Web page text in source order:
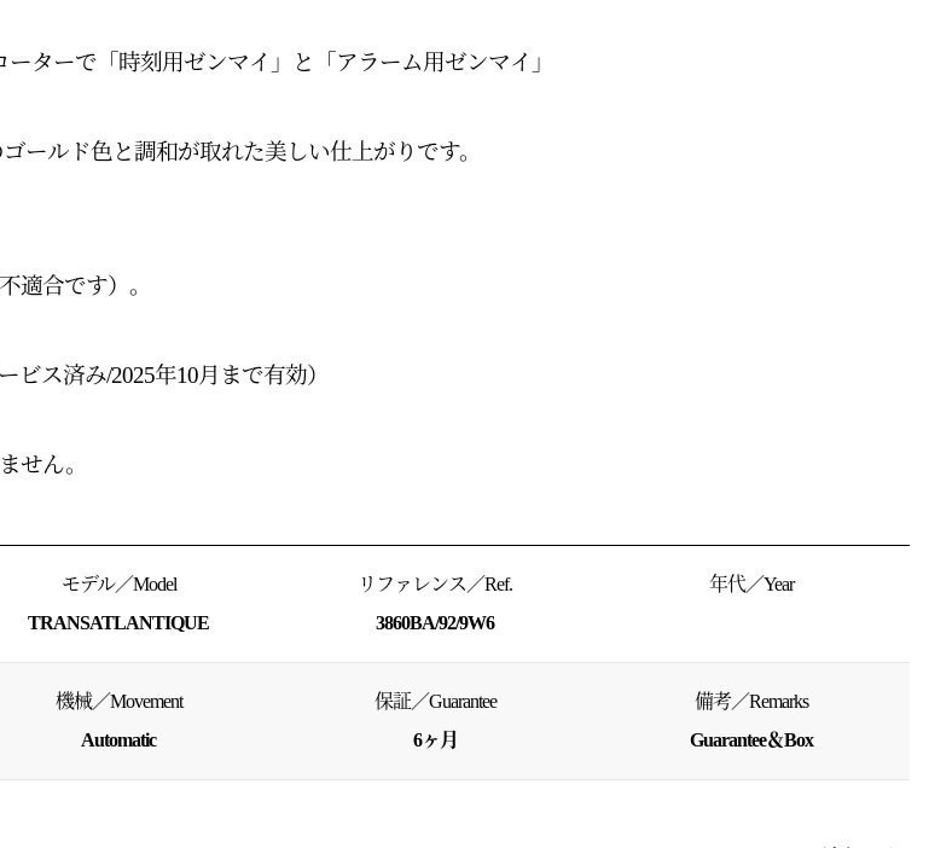
ーターで「時刻用ゼンマイ」と「アラーム用ゼンマイ」
ールド色と調和が取れた美しい仕上がりです。
適合です）。
ス済み/2025年10月まで有効）
せん。
モデル／Model
TRANSATLANTIQUE
リファレンス／Ref.
3860BA/92/9W6
年代／Year
機械／Movement
Automatic
保証／Guarantee
6ヶ月
備考／Remarks
Guarantee＆Box